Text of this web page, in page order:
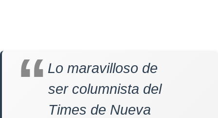
Lo maravilloso de
ser columnista del
Times de Nueva